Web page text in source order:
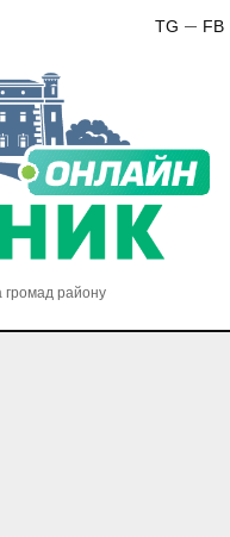
FB
TG
громад району